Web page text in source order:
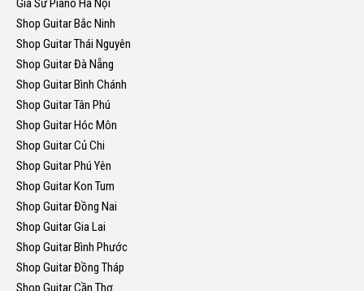
Gia Sư Piano Hà Nội
Shop Guitar Bắc Ninh
Shop Guitar Thái Nguyên
Shop Guitar Đà Nẵng
Shop Guitar Bình Chánh
Shop Guitar Tân Phú
Shop Guitar Hóc Môn
Shop Guitar Củ Chi
Shop Guitar Phú Yên
Shop Guitar Kon Tum
Shop Guitar Đồng Nai
Shop Guitar Gia Lai
Shop Guitar Bình Phước
Shop Guitar Đồng Tháp
Shop Guitar Cần Thơ